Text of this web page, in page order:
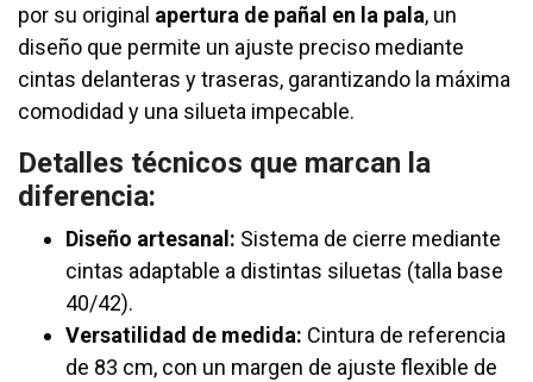
por su original apertura de pañal en la pala, un
diseño que permite un ajuste preciso mediante
cintas delanteras y traseras, garantizando la máxima
comodidad y una silueta impecable.
Detalles técnicos que marcan la
diferencia:
Diseño artesanal: Sistema de cierre mediante
cintas adaptable a distintas siluetas (talla base
40/42).
Versatilidad de medida: Cintura de referencia
de 83 cm, con un margen de ajuste flexible de